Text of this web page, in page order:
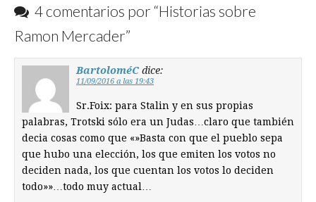
4 comentarios por “Historias sobre
Ramon Mercader”
BartoloméC dice:
11/09/2016 a las 19:43
Sr.Foix: para Stalin y en sus propias
palabras, Trotski sólo era un Judas…claro que también
decia cosas como que «»Basta con que el pueblo sepa
que hubo una elección, los que emiten los votos no
deciden nada, los que cuentan los votos lo deciden
todo»»…todo muy actual…